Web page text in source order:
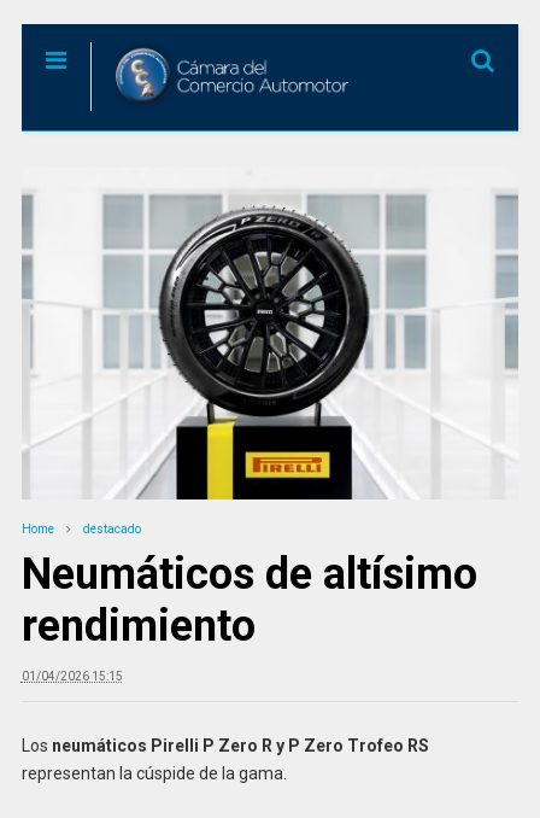
Home destacado
Neumáticos de altísimo
rendimiento
01/04/2026 15:15
Los neumáticos Pirelli P Zero R y P Zero Trofeo RS
representan la cúspide de la gama.